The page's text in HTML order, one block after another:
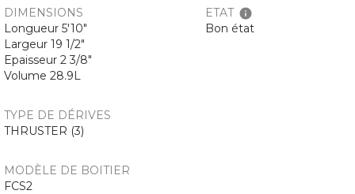
DIMENSIONS
Longueur 5'10"
Largeur 19 1/2"
Epaisseur 2 3/8"
Volume 28.9L
TYPE DE DÉRIVES
THRUSTER (3)
MODÈLE DE BOITIER
FCS2
ETAT info
Bon état